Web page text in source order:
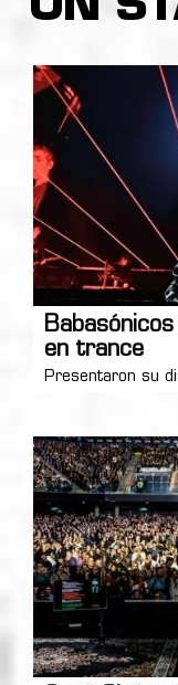
en trance
Presentaron su